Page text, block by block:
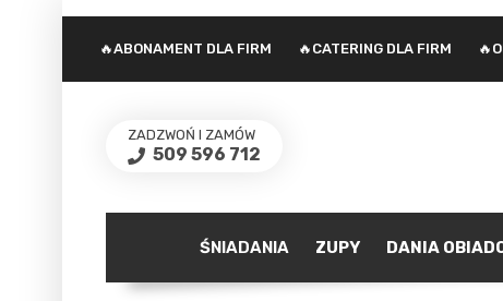
🔥ABONAMENT DLA FIRM 🔥CATERING DLA FIRM
ZADZWOŃ I ZAMÓW
509 596 712
ŚNIADANIA ZUPY DANIA